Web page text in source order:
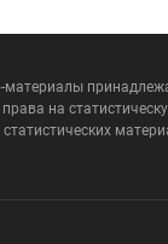
материалы
на